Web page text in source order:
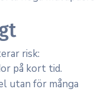
risk:
på kort tid.
utan för många